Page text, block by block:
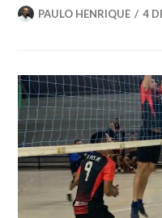
PAULO HENRIQUE 4